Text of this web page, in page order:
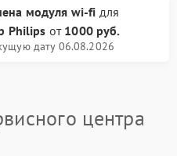
модуля wi-fi для
Philips от 1000 руб.
дату 06.08.2026
центра